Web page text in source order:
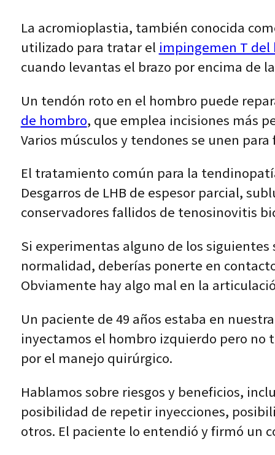
La acromioplastia, también conocida
utilizado para tratar el impingemen T del
cuando levantas el brazo por encima de
Un tendón roto en el hombro puede
de hombro, que emplea incisiones más
Varios músculos y tendones se unen
El tratamiento común para la
Desgarros de LHB de espesor parcial,
conservadores fallidos de tenosinovitis
Si experimentas alguno de los
normalidad, deberías ponerte en
Obviamente hay algo mal en la
Un paciente de 49 años estaba en
inyectamos el hombro izquierdo pero
por el manejo quirúrgico.
Hablamos sobre riesgos y beneficios,
posibilidad de repetir inyecciones,
otros. El paciente lo entendió y firmó un